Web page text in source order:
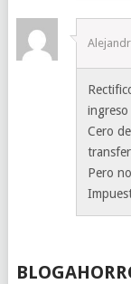
Cero
Pero